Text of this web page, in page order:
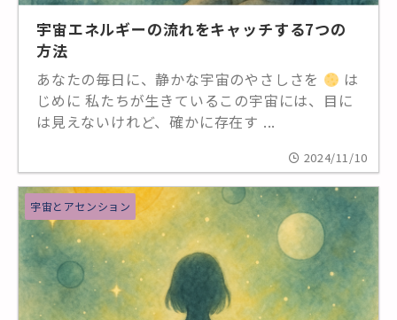
宇宙エネルギーの流れをキャッチする7つの
方法
あなたの毎日に、静かな宇宙のやさしさを
は
じめに 私たちが生きているこの宇宙には、目に
は見えないけれど、確かに存在す ...
2024/11/10
宇宙とアセンション